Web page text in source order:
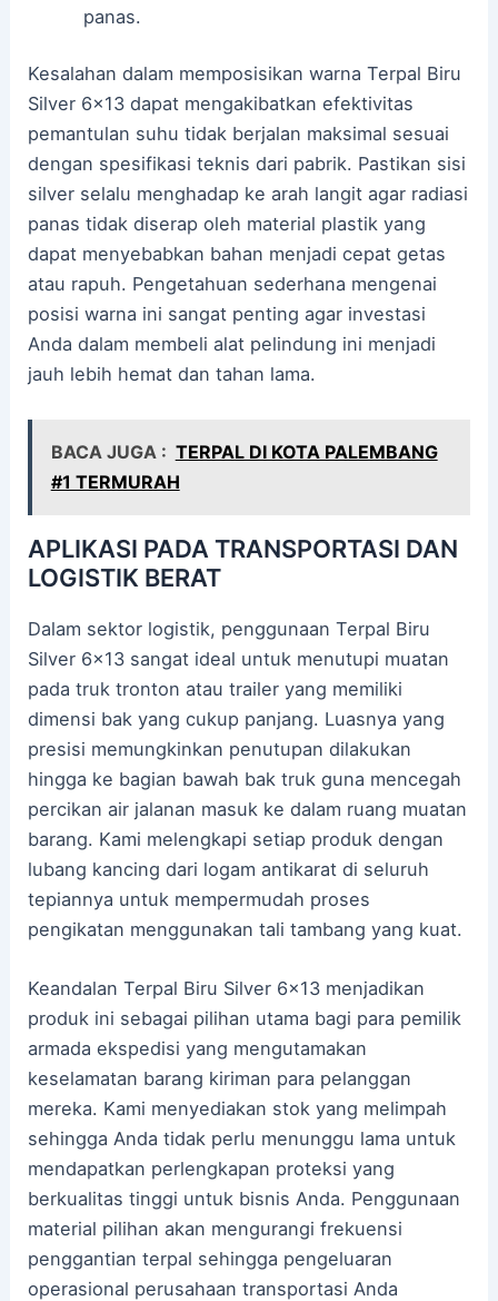
panas.
Kesalahan dalam memposisikan warna Terpal Biru
Silver 6×13 dapat mengakibatkan efektivitas
pemantulan suhu tidak berjalan maksimal sesuai
dengan spesifikasi teknis dari pabrik. Pastikan sisi
silver selalu menghadap ke arah langit agar radiasi
panas tidak diserap oleh material plastik yang
dapat menyebabkan bahan menjadi cepat getas
atau rapuh. Pengetahuan sederhana mengenai
posisi warna ini sangat penting agar investasi
Anda dalam membeli alat pelindung ini menjadi
jauh lebih hemat dan tahan lama.
BACA JUGA : TERPAL DI KOTA PALEMBANG
#1 TERMURAH
APLIKASI PADA TRANSPORTASI DAN
LOGISTIK BERAT
Dalam sektor logistik, penggunaan Terpal Biru
Silver 6×13 sangat ideal untuk menutupi muatan
pada truk tronton atau trailer yang memiliki
dimensi bak yang cukup panjang. Luasnya yang
presisi memungkinkan penutupan dilakukan
hingga ke bagian bawah bak truk guna mencegah
percikan air jalanan masuk ke dalam ruang muatan
barang. Kami melengkapi setiap produk dengan
lubang kancing dari logam antikarat di seluruh
tepiannya untuk mempermudah proses
pengikatan menggunakan tali tambang yang kuat.
Keandalan Terpal Biru Silver 6×13 menjadikan
produk ini sebagai pilihan utama bagi para pemilik
armada ekspedisi yang mengutamakan
keselamatan barang kiriman para pelanggan
mereka. Kami menyediakan stok yang melimpah
sehingga Anda tidak perlu menunggu lama untuk
mendapatkan perlengkapan proteksi yang
berkualitas tinggi untuk bisnis Anda. Penggunaan
material pilihan akan mengurangi frekuensi
penggantian terpal sehingga pengeluaran
operasional perusahaan transportasi Anda